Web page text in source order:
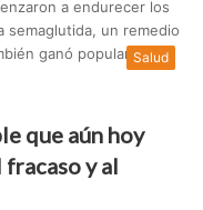
a endurecer los
semaglutida, un remedio
ganó popularidad...
Salud
que aún hoy
fracaso y al